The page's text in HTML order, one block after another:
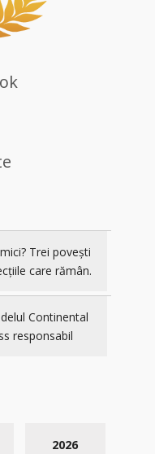
Trei povești
care rămân.
Continental
responsabil
2026